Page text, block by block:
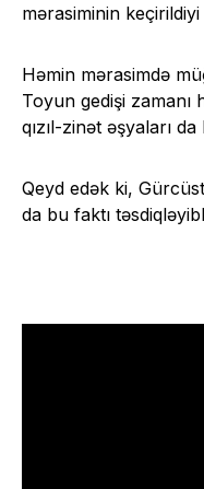
mərasiminin
Həmin mərasimdə
Toyun gedişi
qızıl-zinət əşyaları
Qeyd edək ki,
da bu faktı